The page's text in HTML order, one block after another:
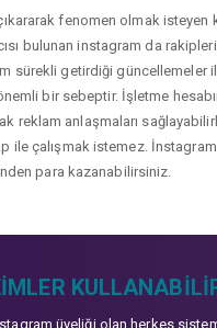
fenomen olmak
bulunan instagram da
getirdiği güncellemeler
bir sebeptir. İşletme
anlaşmaları
çalışmak istemez.
para kazanabilirsiniz.
üyeliği olan herkes